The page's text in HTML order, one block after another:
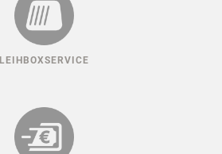
LEIHBOXSERVICE